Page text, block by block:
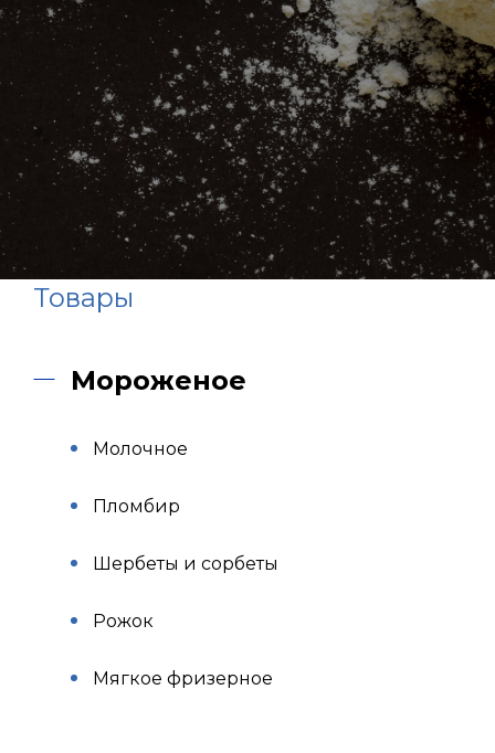
Товары
Мороженое
Молочное
Пломбир
Шербеты и сорбеты
Рожок
Мягкое фризерное